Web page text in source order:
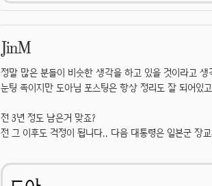
JinM
정말 많은 분들이 비슷한 생각을 하고 있을 것이라고 생
눈팅 족이지만 도아님 포스팅은 항상 정리도 잘 되어있
전 3년 정도 남은거 맞죠?
전 그 이후도 걱정이 됩니다.. 다음 대통령은 일본군 장